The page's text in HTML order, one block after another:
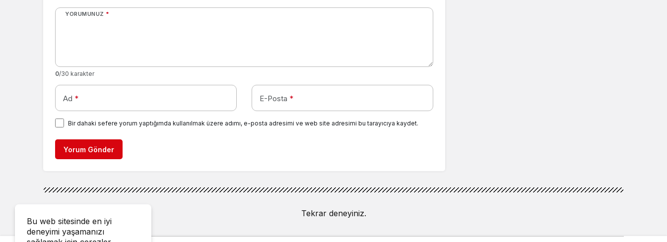
YORUMUNUZ *
0/30 karakter
Ad * E-Posta *
Bir dahaki sefere yorum yaptığımda kullanılmak üzere adımı, e-posta adresimi ve web site adresimi bu tarayıcıya kaydet.
Yorum Gönder
Tekrar deneyiniz.
Bu web sitesinde en iyi
deneyimi yaşamanızı